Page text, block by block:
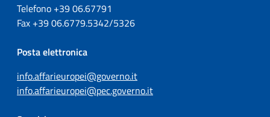
Telefono +3906.67791
Fax +3906.6779.5342/5326
Posta elettronica
info.affarieuropei@governo.it
info.affarieuropei@pec.governo.it